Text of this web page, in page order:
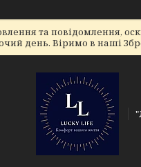
та повідомлення,
день. Віримо в наші